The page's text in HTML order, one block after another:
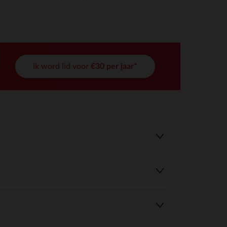
Ik word lid voor €30 per jaar*